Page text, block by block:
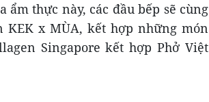
thực này, các đầu bếp sẽ cùng
KEK x MÙA, kết hợp những món
Singapore kết hợp Phở Việt